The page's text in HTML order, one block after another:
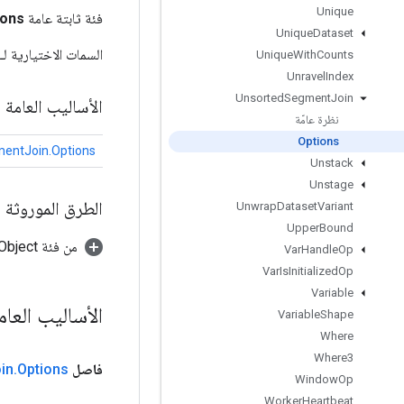
Unique
UniqueDataset
UniqueWithCounts
Unravel Index
UnsortedSegmentJoin
نظرة عامّة
Options
Unstack
Unstage
UnwrapDatasetVariant
UpperBound
VarHandleOp
VarIsInitializedOp
Variable
VariableShape
Where
Where3
WindowOp
WorkerHeartbeat
فئة ثابتة عامة
السمات الاختيارية لـ
الأساليب العامة
الطرق الموروثة
من فئة java.lang.Object
الأساليب
فاصل .Options